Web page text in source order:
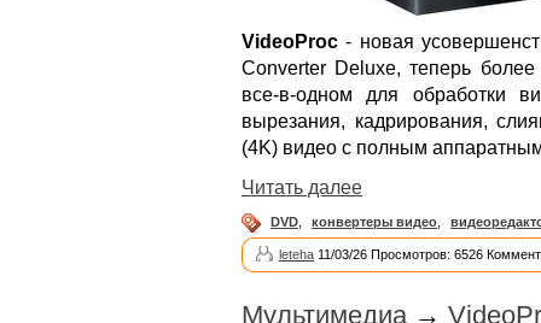
VideoProc - новая
Converter Deluxe, теперь
все-в-одном для обработки
вырезания, кадрирования,
(4K) видео с полным
Читать далее
DVD конвертеры видео
leteha 11/03/26 Просмотров: 6526
Мультимедиа →